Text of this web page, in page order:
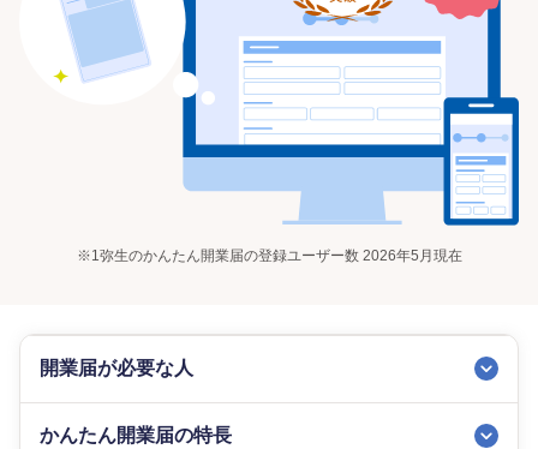
※1弥生のかんたん開業届の登録ユーザー数 2026年5月現在
開業届が必要な人
かんたん開業届の特長